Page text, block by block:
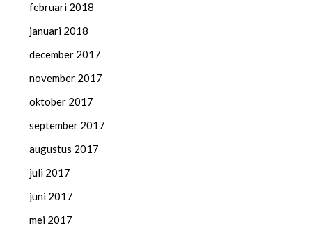
februari 2018
januari 2018
december 2017
november 2017
oktober 2017
september 2017
augustus 2017
juli 2017
juni 2017
mei 2017